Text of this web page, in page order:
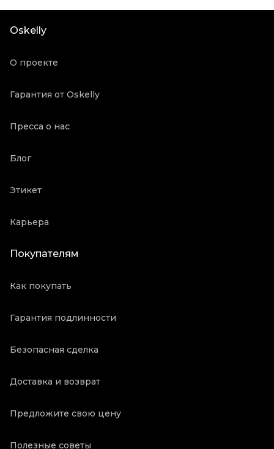
Oskelly ID
Oskelly
О проекте
Гарантия от Oskelly
Пресса о нас
Блог
Этикет
Карьера
Покупателям
Как покупать
Гарантия подлинности
Безопасная сделка
Доставка и возврат
Предложите свою цену
Полезные советы